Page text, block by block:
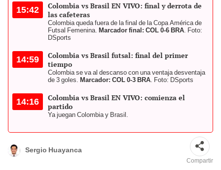
15:42
Colombia vs Brasil EN VIVO: final y derrota de
las cafeteras
Colombia queda fuera de la final de la Copa América de
Futsal Femenina. Marcador final: COL 0-6 BRA . Foto:
DSports
14:59
Colombia vs Brasil futsal: final del primer
tiempo
Colombia se va al descanso con una ventaja desventaja
de 3 goles. Marcador: COL 0-3 BRA . Foto: DSports
14:16
Colombia vs Brasil EN VIVO: comienza el
partido
Ya juegan Colombia y Brasil.
Sergio Huayanca
Compartir